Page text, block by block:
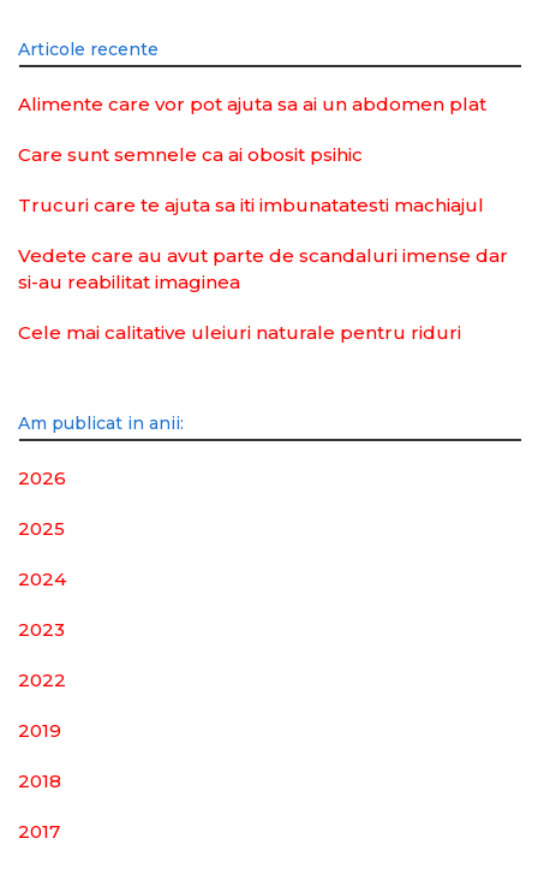
Articole recente
Alimente care vor pot ajuta sa ai un abdomen plat
Care sunt semnele ca ai obosit psihic
Trucuri care te ajuta sa iti imbunatatesti machiajul
Vedete care au avut parte de scandaluri imense dar
si-au reabilitat imaginea
Cele mai calitative uleiuri naturale pentru riduri
Am publicat in anii:
2026
2025
2024
2023
2022
2019
2018
2017